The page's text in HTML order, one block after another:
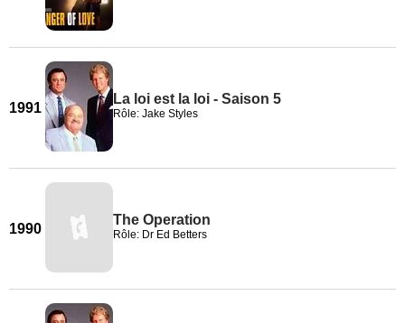
1991
La loi est la loi - Saison 5
Rôle: Jake Styles
1990
The Operation
Rôle: Dr Ed Betters